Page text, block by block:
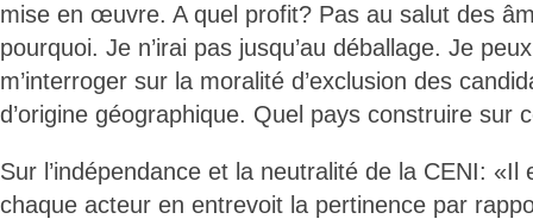
mise en œuvre. A quel profit? Pas au salut des
pourquoi. Je n’irai pas jusqu’au déballage. Je
m’interroger sur la moralité d’exclusion des
d’origine géographique. Quel pays construire sur
Sur l’indépendance et la neutralité de la CENI: «Il
chaque acteur en entrevoit la pertinence par